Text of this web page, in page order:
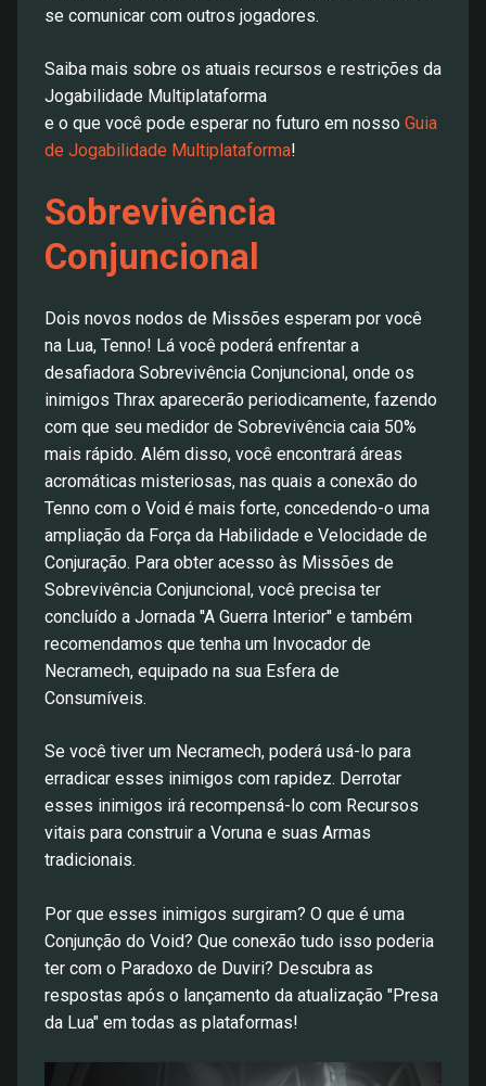
se comunicar com outros jogadores.
Saiba mais sobre os atuais recursos e restrições da
Jogabilidade Multiplataforma
e o que você pode esperar no futuro em nosso Guia
de Jogabilidade Multiplataforma!
Sobrevivência
Conjuncional
Dois novos nodos de Missões esperam por você
na Lua, Tenno! Lá você poderá enfrentar a
desafiadora Sobrevivência Conjuncional, onde os
inimigos Thrax aparecerão periodicamente, fazendo
com que seu medidor de Sobrevivência caia 50%
mais rápido. Além disso, você encontrará áreas
acromáticas misteriosas, nas quais a conexão do
Tenno com o Void é mais forte, concedendo-o uma
ampliação da Força da Habilidade e Velocidade de
Conjuração. Para obter acesso às Missões de
Sobrevivência Conjuncional, você precisa ter
concluído a Jornada ''A Guerra Interior'' e também
recomendamos que tenha um Invocador de
Necramech, equipado na sua Esfera de
Consumíveis.
Se você tiver um Necramech, poderá usá-lo para
erradicar esses inimigos com rapidez. Derrotar
esses inimigos irá recompensá-lo com Recursos
vitais para construir a Voruna e suas Armas
tradicionais.
Por que esses inimigos surgiram? O que é uma
Conjunção do Void? Que conexão tudo isso poderia
ter com o Paradoxo de Duviri? Descubra as
respostas após o lançamento da atualização "Presa
da Lua" em todas as plataformas!